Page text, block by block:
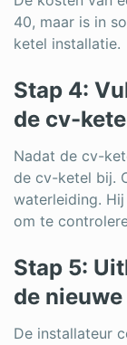
40, maar is in
ketel installatie.
Stap 4:
de cv-
Nadat de cv-
de cv-ketel bij.
waterleiding.
om te
Stap 5:
de
De installateur